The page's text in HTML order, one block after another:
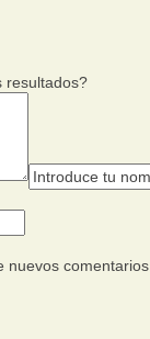
resultados?
nuevos comentarios